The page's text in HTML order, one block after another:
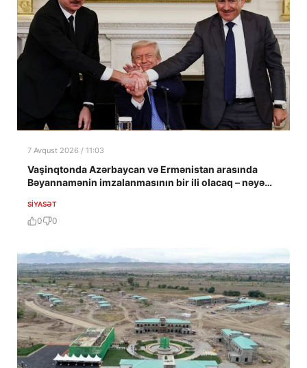
7 Avqust 2026 / 11:03
Vaşinqtonda Azərbaycan və Ermənistan arasında
Bəyannamənin imzalanmasının bir ili olacaq – nəyə
SIYASƏT
0 0